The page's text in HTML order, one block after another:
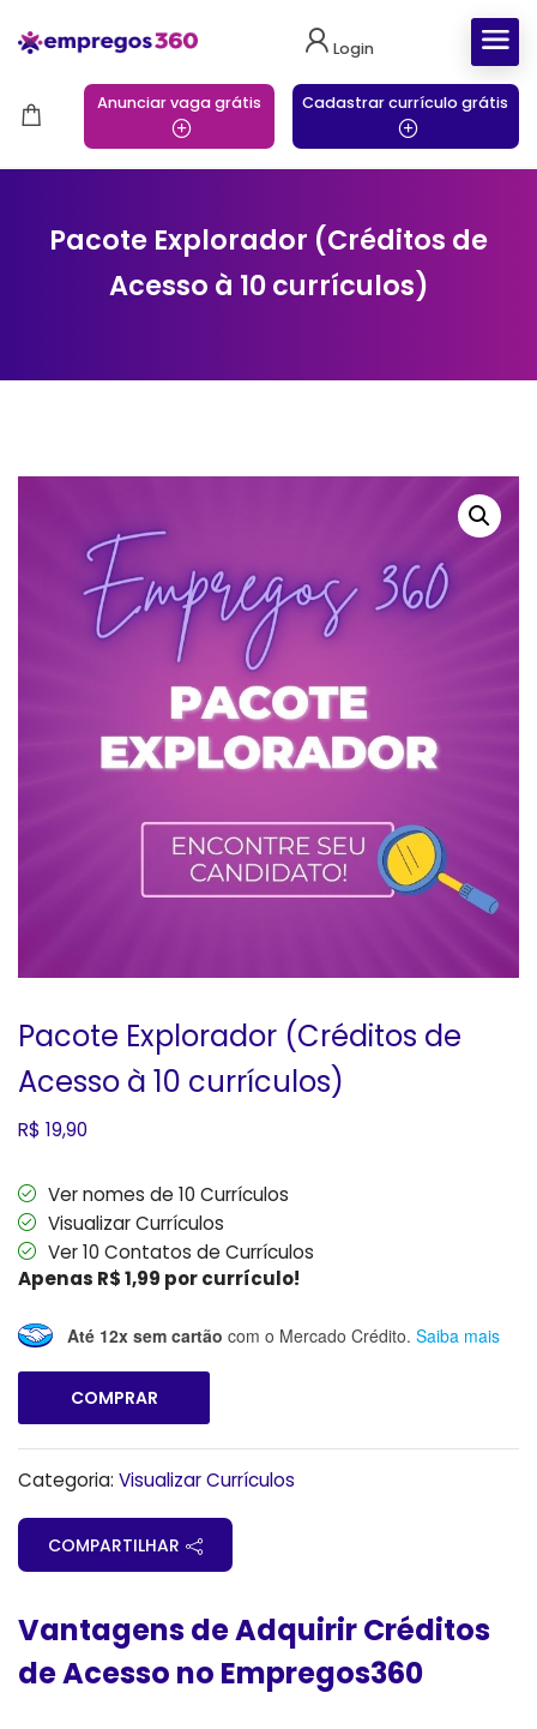
Login
Anunciar vaga grátis Cadastrar currículo grátis
Pacote Explorador (Créditos de
Acesso à 10 currículos)
Pacote Explorador (Créditos de
Acesso à 10 currículos)
R$ 19,90
Ver nomes de 10 Currículos
Visualizar Currículos
Ver 10 Contatos de Currículos
Apenas R$ 1,99 por currículo!
Até 12x sem cartão com o Mercado Crédito. Saiba mais
COMPRAR
Categoria: Visualizar Currículos
COMPARTILHAR
Vantagens de Adquirir Créditos
de Acesso no Empregos360